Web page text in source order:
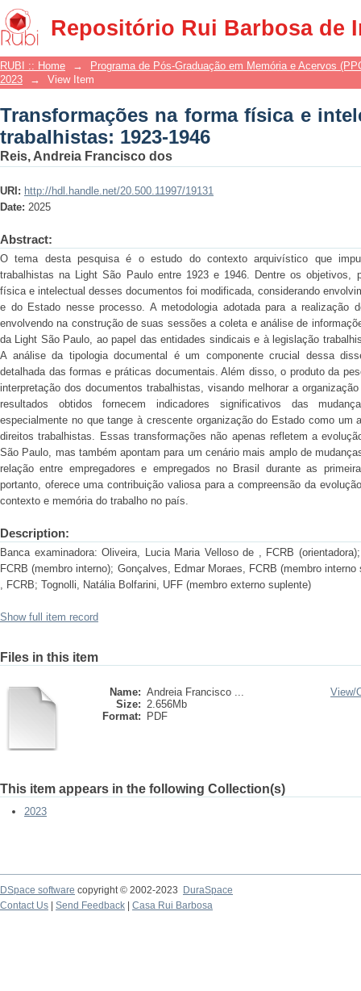
Repositório Rui Barbosa de
Transformações na forma física e
RUBI :: Home →
Programa de Pós-Graduação em Memória e Acervos
2023
→ View Item
Transformações na forma física e
trabalhistas: 1923-1946
Reis, Andreia Francisco dos
URI: http://hdl.handle.net/20.500.11997/19131
Date: 2025
Abstract:
O tema desta pesquisa é o estudo do contexto arquivístico que
trabalhistas na Light São Paulo entre 1923 e 1946. Dentre os objetivos,
física e intelectual desses documentos foi modificada, considerando
e do Estado nesse processo. A metodologia adotada para a realização
envolvendo na construção de suas sessões a coleta e análise de
da Light São Paulo, ao papel das entidades sindicais e à legislação
A análise da tipologia documental é um componente crucial dessa
detalhada das formas e práticas documentais. Além disso, o produto da
interpretação dos documentos trabalhistas, visando melhorar a
resultados obtidos fornecem indicadores significativos das
especialmente no que tange à crescente organização do Estado como um
direitos trabalhistas. Essas transformações não apenas refletem a
São Paulo, mas também apontam para um cenário mais amplo de
relação entre empregadores e empregados no Brasil durante as
portanto, oferece uma contribuição valiosa para a compreensão da
contexto e memória do trabalho no país.
Description:
Banca examinadora: Oliveira, Lucia Maria Velloso de , FCRB
FCRB (membro interno); Gonçalves, Edmar Moraes, FCRB (membro
, FCRB; Tognolli, Natália Bolfarini, UFF (membro externo suplente)
Show full item record
Files in this item
Name: Andreia Francisco ...
Size: 2.656Mb
Format:
PDF
View/
This item appears in the following Collection(s)
2023
DSpace software copyright © 2002-2023
DuraSpace
Contact Us
Send Feedback Casa Rui Barbosa